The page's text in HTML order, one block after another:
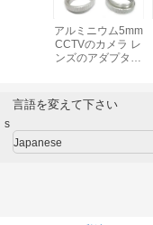
へのし
たCS
アルミニウム5mm
CCTVのカメラ レ
ンズのアダプター
言語を変えて下さい
s
Japanese